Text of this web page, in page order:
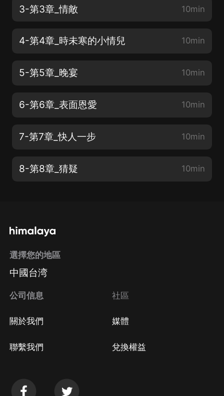
3-第3章_情敵 10min
4-第4章_時未寒的小情兒 10min
5-第5章_晚宴 10min
6-第6章_表面恩愛 10min
7-第7章_快人一步 10min
8-第8章_猜疑 10min
選擇您的地區
中國台湾
公司信息
關於我們
聯繫我們
社區
媒體
兌換權益